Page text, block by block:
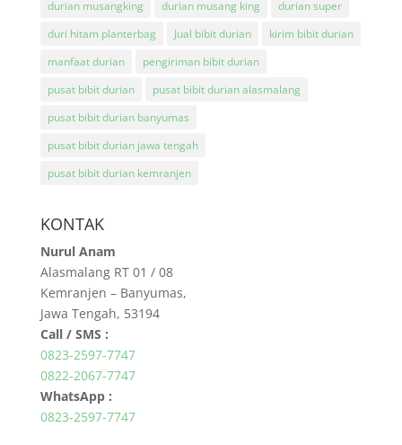
durian musangking
durian musang king
durian super
duri hitam planterbag
Jual bibit durian
kirim bibit durian
manfaat durian
pengiriman bibit durian
pusat bibit durian
pusat bibit durian alasmalang
pusat bibit durian banyumas
pusat bibit durian jawa tengah
pusat bibit durian kemranjen
KONTAK
Nurul Anam
Alasmalang RT 01 / 08
Kemranjen – Banyumas,
Jawa Tengah, 53194
Call / SMS :
0823-2597-7747
0822-2067-7747
WhatsApp :
0823-2597-7747